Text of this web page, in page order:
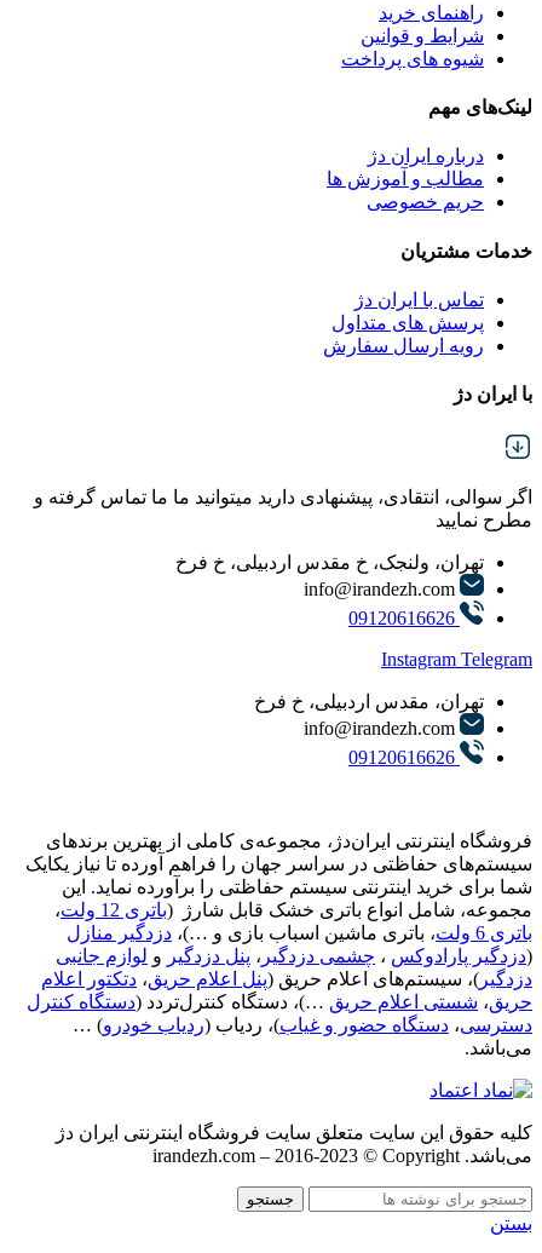
راهنمای خرید
شرایط و قوانین
شیوه های پرداخت
لینک‌های مهم
درباره ایران دژ
مطالب و آموزش ها
حریم خصوصی
خدمات مشتریان
تماس با ایران دژ
پرسش های متداول
رویه ارسال سفارش
با ایران دژ
اگر سوالی، انتقادی، پیشنهادی دارید میتوانید ما ما تماس گرفته و
مطرح نمایید
تهران، ولنجک، خ مقدس اردبیلی، خ فرخ
info@irandezh.com
09120616626
Instagram Telegram
تهران، مقدس اردبیلی، خ فرخ
info@irandezh.com
09120616626
فروشگاه اینترنتی ایران‌دژ، مجموعه‌ی کاملی از بهترین برندهای
سیستم‌های حفاظتی در سراسر جهان را فراهم آورده تا نیاز یکایک
شما برای خرید اینترنتی سیستم حفاظتی را برآورده نماید. این
مجموعه، شامل انواع باتری خشک قابل شارژ (باتری 12 ولت
،
باتری 6 ولت
، باتری ماشین اسباب بازی و …)، دزدگیر منازل
(دزدگیر پارادوکس ، چشمی دزدگیر ، پنل دزدگیر و لوازم جانبی
دزدگیر )، سیستم‌های اعلام حریق (پنل اعلام حریق، دتکتور اعلام
حریق، شستی اعلام حریق …)، دستگاه کنترل‌تردد (دستگاه کنترل
دسترسی، دستگاه حضور و غیاب)، ردیاب (ردیاب خودرو) …
می‌باشد.
کليه حقوق اين سايت متعلق سایت فروشگاه اینترنتی ایران دژ
می‌باشد. irandezh.com – 2016-2023 © Copyright
جستجو
بستن